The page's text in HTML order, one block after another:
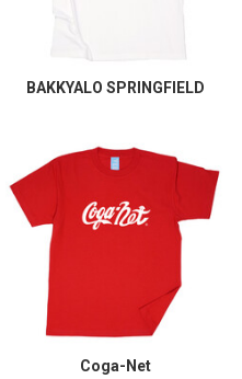
BAKKYALO SPRINGFIELD
Coga-Net